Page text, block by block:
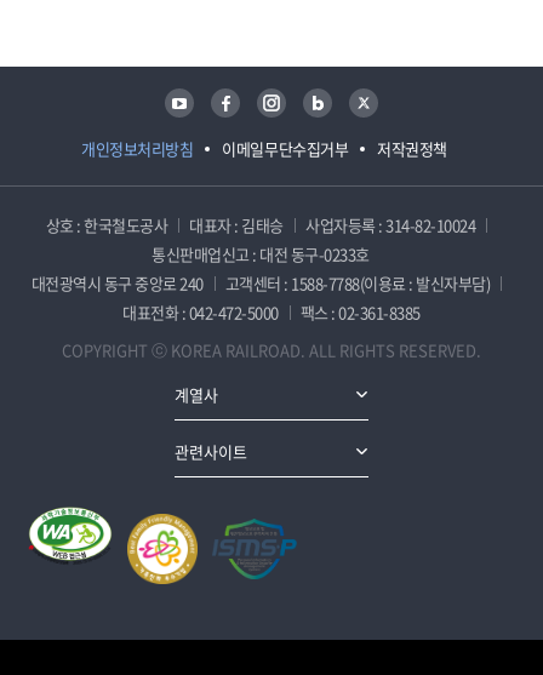
개인정보처리방침 이메일무단수집거부 저작권정책
유튜브 페이스북 인스타그램 블로그 트위터
상호 : 한국철도공사 대표자 : 김태승
사업자등록 : 314-82-10024
통신판매업신고 : 대전 동구-0233호
대전광역시 동구 중앙로 240
고객센터 : 1588-7788(이용료 : 발신자부담)
대표전화 : 042-472-5000
팩스 : 02-361-8385
COPYRIGHT ⓒ KOREA RAILROAD. ALL RIGHTS RESERVED.
계열사
관련사이트